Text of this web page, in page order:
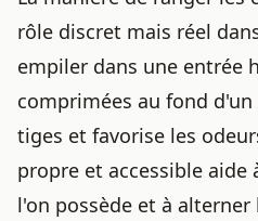
rôle discret mais réel
empiler dans une entrée
comprimées au fond
tiges et favorise les
propre et accessible aide
l'on possède et à alterner